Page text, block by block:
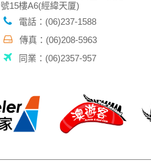
號15樓A6(經緯天厦)
電話：(06)237-1588
傳真：(06)208-5963
同業：(06)2357-957